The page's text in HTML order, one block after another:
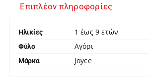
Επιπλέον πληροφορίες
Ηλικίες 1 έως 9 ετών
Φύλο Αγόρι
Μάρκα Joyce